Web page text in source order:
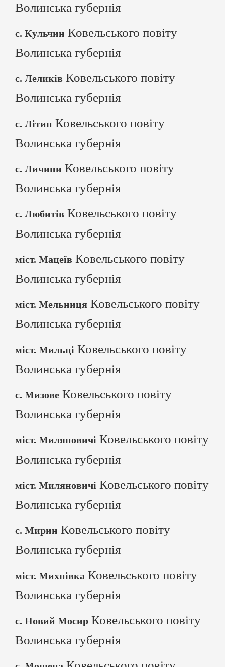
Волинська губернія
с. Кульчин Ковельського повіту
Волинська губернія
с. Леликів Ковельського повіту
Волинська губернія
с. Літин Ковельського повіту
Волинська губернія
с. Личини Ковельського повіту
Волинська губернія
с. Любитів Ковельського повіту
Волинська губернія
міст. Мацеїв Ковельського повіту
Волинська губернія
міст. Мельниця Ковельського повіту
Волинська губернія
міст. Мильці Ковельського повіту
Волинська губернія
с. Мизове Ковельського повіту
Волинська губернія
міст. Миляновичі Ковельського повіту
Волинська губернія
міст. Миляновичі Ковельського повіту
Волинська губернія
с. Мирин Ковельського повіту
Волинська губернія
міст. Михнівка Ковельського повіту
Волинська губернія
с. Новий Мосир Ковельського повіту
Волинська губернія